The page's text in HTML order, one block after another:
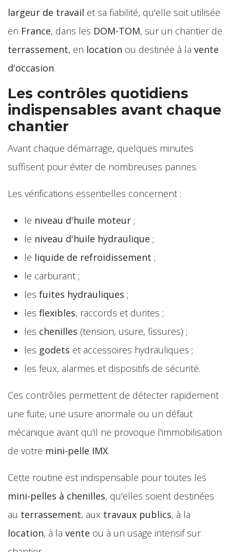
largeur de travail et sa fiabilité, qu'elle soit utilisée
en France, dans les DOM-TOM, sur un chantier de
terrassement, en location ou destinée à la vente
d'occasion.
Les contrôles quotidiens
indispensables avant chaque
chantier
Avant chaque démarrage, quelques minutes
suffisent pour éviter de nombreuses pannes.
Les vérifications essentielles concernent :
le niveau d'huile moteur ;
le niveau d'huile hydraulique ;
le liquide de refroidissement ;
le carburant ;
les fuites hydrauliques ;
les flexibles, raccords et durites ;
les chenilles (tension, usure, fissures) ;
les godets et accessoires hydrauliques ;
les feux, alarmes et dispositifs de sécurité.
Ces contrôles permettent de détecter rapidement
une fuite, une usure anormale ou un défaut
mécanique avant qu'il ne provoque l'immobilisation
de votre mini-pelle IMX.
Cette routine est indispensable pour toutes les
mini-pelles à chenilles, qu'elles soient destinées
au terrassement, aux travaux publics, à la
location, à la vente ou à un usage intensif sur